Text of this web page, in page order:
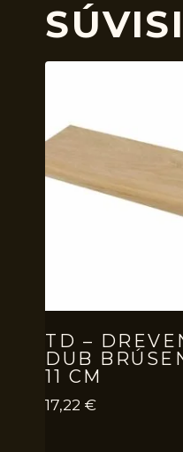
TD –
DUB
11 CM
17,22 €